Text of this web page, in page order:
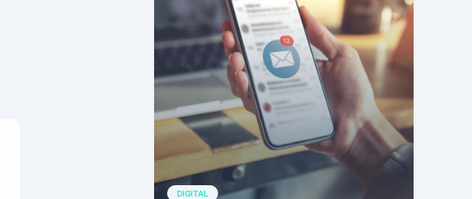
DIGITAL